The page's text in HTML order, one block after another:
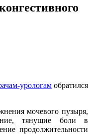
урологамобратился
мочевого пузыря,
тянущие боли в
продолжительности